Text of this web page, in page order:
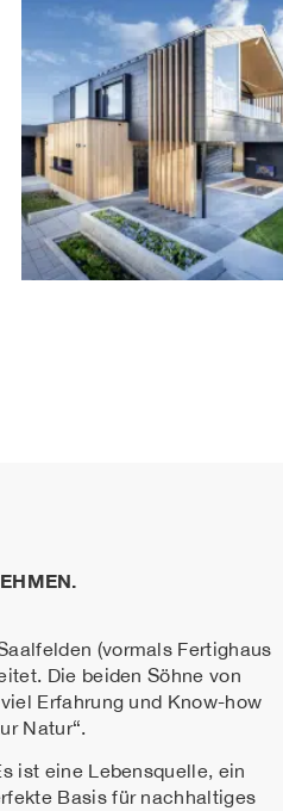
(vormals Fertighaus
Die beiden Söhne von
Erfahrung und Know-how
Natur“.
ist eine Lebensquelle, ein
Basis für nachhaltiges